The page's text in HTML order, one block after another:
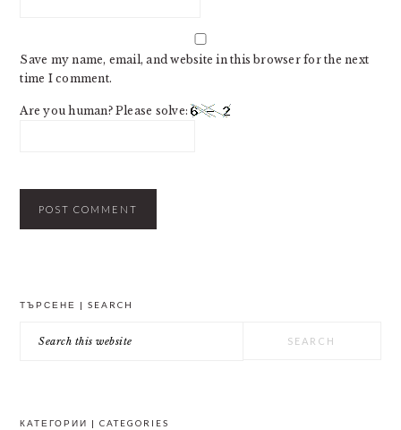
Save my name, email, and website in this browser for the next
time I comment.
Are you human? Please solve:
ТЪРСЕНЕ | SEARCH
this
КАТЕГОРИИ | CATEGORIES